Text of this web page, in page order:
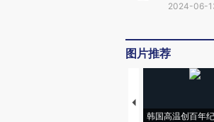
2024-06-
图片推荐
韩国高温创百年